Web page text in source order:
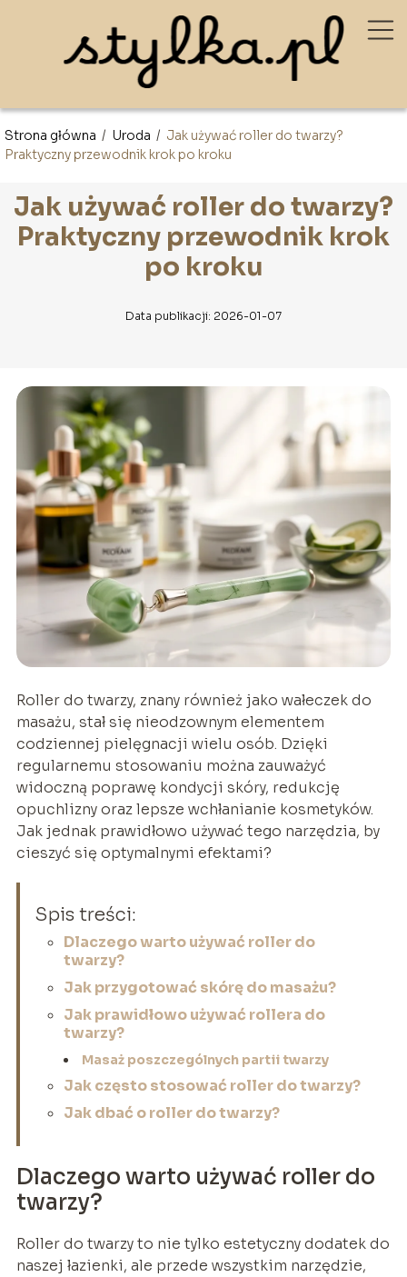
Strona główna / Uroda / Jak używać roller do twarzy?
Praktyczny przewodnik krok po kroku
Jak używać roller do twarzy?
Praktyczny przewodnik krok
po kroku
Data publikacji: 2026-01-07
Roller do twarzy, znany również jako wałeczek do
masażu, stał się nieodzownym elementem
codziennej pielęgnacji wielu osób. Dzięki
regularnemu stosowaniu można zauważyć
widoczną poprawę kondycji skóry, redukcję
opuchlizny oraz lepsze wchłanianie kosmetyków.
Jak jednak prawidłowo używać tego narzędzia, by
cieszyć się optymalnymi efektami?
Spis treści:
Dlaczego warto używać roller do
twarzy?
Jak przygotować skórę do masażu?
Jak prawidłowo używać rollera do
twarzy?
Masaż poszczególnych partii twarzy
Jak często stosować roller do twarzy?
Jak dbać o roller do twarzy?
Dlaczego warto używać roller do
twarzy?
Roller do twarzy to nie tylko estetyczny dodatek do
naszej łazienki, ale przede wszystkim narzędzie,